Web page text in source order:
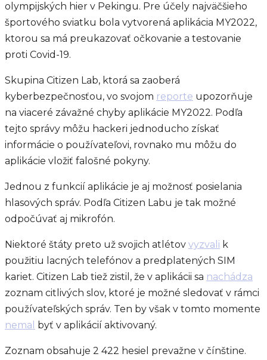
olympijských hier v Pekingu. Pre účely najväčšieho
športového sviatku bola vytvorená aplikácia MY2022,
ktorou sa má preukazovať očkovanie a testovanie
proti Covid-19.
Skupina Citizen Lab, ktorá sa zaoberá
kyberbezpečnosťou, vo svojom reporte upozorňuje
na viaceré závažné chyby aplikácie MY2022. Podľa
tejto správy môžu hackeri jednoducho získať
informácie o používateľovi, rovnako mu môžu do
aplikácie vložiť falošné pokyny.
Jednou z funkcií aplikácie je aj možnosť posielania
hlasových správ. Podľa Citizen Labu je tak možné
odpočúvať aj mikrofón.
Niektoré štáty preto už svojich atlétov vyzvali k
použitiu lacných telefónov a predplatených SIM
kariet. Citizen Lab tiež zistil, že v aplikácii sa nachádza
zoznam citlivých slov, ktoré je možné sledovať v rámci
používateľských správ. Ten by však v tomto momente
nemal byť v aplikácií aktivovaný.
Zoznam obsahuje 2 422 hesiel prevažne v čínštine.